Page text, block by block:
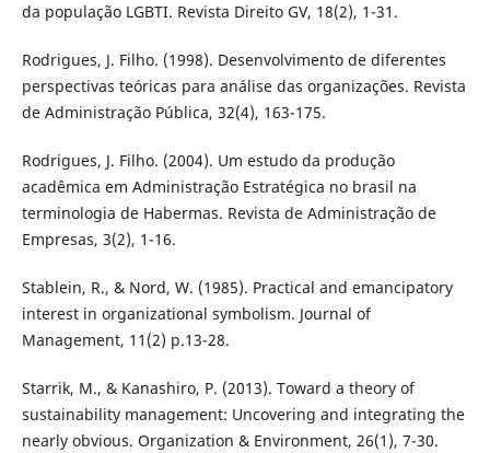
da população LGBTI. Revista Direito GV, 18(2), 1-31.
Rodrigues, J. Filho. (1998). Desenvolvimento de diferentes
perspectivas teóricas para análise das organizações. Revista
de Administração Pública, 32(4), 163-175.
Rodrigues, J. Filho. (2004). Um estudo da produção
acadêmica em Administração Estratégica no brasil na
terminologia de Habermas. Revista de Administração de
Empresas, 3(2), 1-16.
Stablein, R., & Nord, W. (1985). Practical and emancipatory
interest in organizational symbolism. Journal of
Management, 11(2) p.13-28.
Starrik, M., & Kanashiro, P. (2013). Toward a theory of
sustainability management: Uncovering and integrating the
nearly obvious. Organization & Environment, 26(1), 7-30.